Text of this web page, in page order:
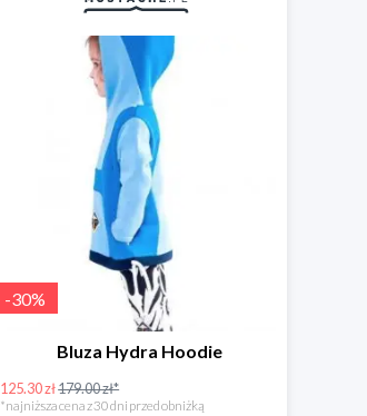
-30%
Bluza Hydra Hoodie
125.30 zł179.00 zł*
*najniższa cena z 30 dni przed obniżką